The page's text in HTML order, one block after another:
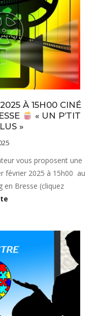
À 15H00 CINÉ
« UN P’TIT
»
vous proposent une
février 2025 à 15h00 au
en Bresse (cliquez